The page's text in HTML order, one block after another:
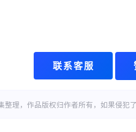
联系客服
整理，作品版权归作者所有，如果侵犯